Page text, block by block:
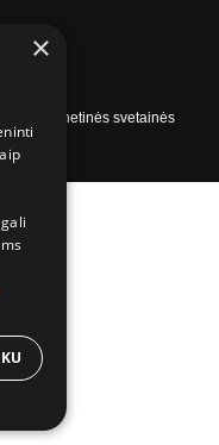
Internetinės svetainės
×